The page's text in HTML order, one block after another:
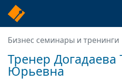
Бизнес семинары и тренинги
Тренер Догадаева
Юрьевна